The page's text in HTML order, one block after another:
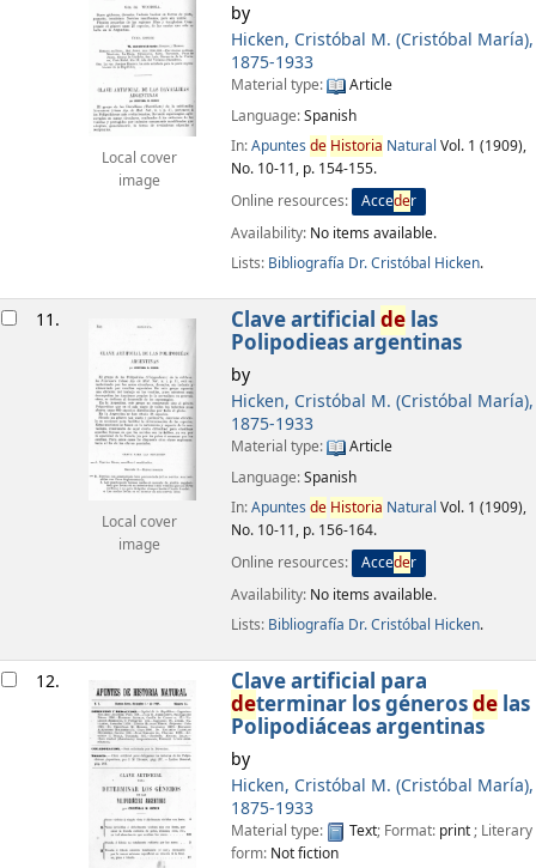
Local cover
image
by
Hicken, Cristóbal M. (Cristóbal María),
1875-1933
Material type:
Article
Language:Spanish
In:Apuntes de Historia Natural Vol. 1 (1909),
No. 10-11, p. 154-155.
Online resources:
Acceder
Availability: No items available.
Lists: Bibliografía Dr. Cristóbal Hicken.
11.
Local cover
image
Clave artificial delas
Polipodieas argentinas
by
Hicken, Cristóbal M. (Cristóbal María),
1875-1933
Material type:
Article
Language:Spanish
In:Apuntes de Historia Natural Vol. 1 (1909),
No. 10-11, p. 156-164.
Online resources:
Acceder
Availability: No items available.
Lists: Bibliografía Dr. Cristóbal Hicken.
12. Clave artificial para
determinar los génerosdelas
Polipodiáceas argentinas
by
Hicken, Cristóbal M. (Cristóbal María),
1875-1933
Material type: Text; Format: print; Literary
form: Not fiction